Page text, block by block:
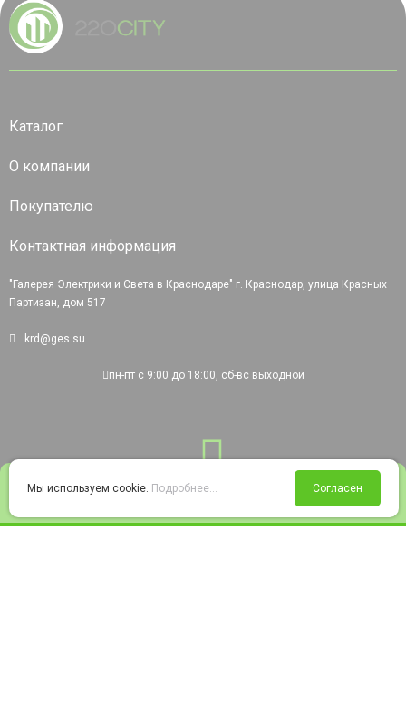
Войти Избранное Корзина
Каталог
О компании
Покупателю
Контактная информация
"Галерея Электрики и Света в Краснодаре" г. Краснодар, улица Красных
Партизан, дом 517
krd@ges.su
пн-пт с 9:00 до 18:00, сб-вс выходной
Мы используем cookie. Подробнее... Согласен